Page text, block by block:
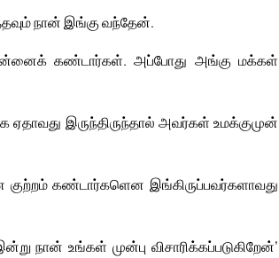
நான் இங்கு வந்தேன்.
கண்டார்கள். அப்போது அங்கு மக்கள்
ஏதாவது இருந்திருந்தால் அவர்கள் உமக்குமுன்
கண்டார்களென இங்கிருப்பவர்களாவது
நான் உங்கள் முன்பு விசாரிக்கப்படுகிறேன்’